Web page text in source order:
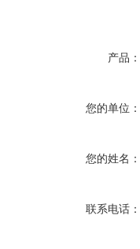
产品：
您的单位：
您的姓名：
联系电话：